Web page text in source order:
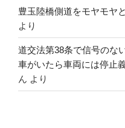
豊玉陸橋側道をモヤモヤ
より
道交法第38条で信号のな
車がいたら車両には停止
ん より